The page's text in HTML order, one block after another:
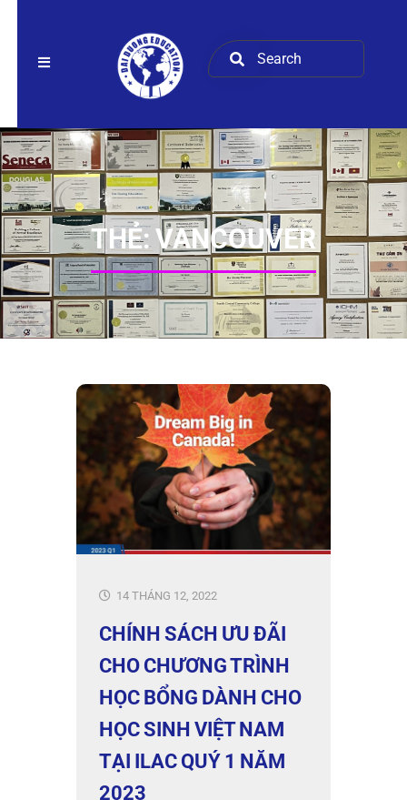
THẺ:VANCOUVER
14 THÁNG 12, 2022
CHÍNH SÁCH ƯU ĐÃI
CHO CHƯƠNG TRÌNH
HỌC BỔNG DÀNH CHO
HỌC SINH VIỆT NAM
TẠI ILAC QUÝ 1 NĂM
2023